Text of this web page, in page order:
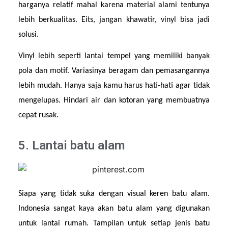
harganya relatif mahal karena material alami tentunya
lebih berkualitas. Eits, jangan khawatir, vinyl bisa jadi
solusi.
Vinyl lebih seperti lantai tempel yang memiliki banyak
pola dan motif. Variasinya beragam dan pemasangannya
lebih mudah. Hanya saja kamu harus hati-hati agar tidak
mengelupas. Hindari air dan kotoran yang membuatnya
cepat rusak.
5. Lantai batu alam
Siapa yang tidak suka dengan visual keren batu alam.
Indonesia sangat kaya akan batu alam yang digunakan
untuk lantai rumah. Tampilan untuk setiap jenis batu